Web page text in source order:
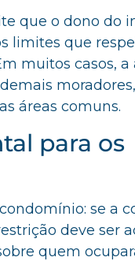
que o dono do
limites que
muitos casos,
áreas comuns.
para os
se a
deve ser
quem